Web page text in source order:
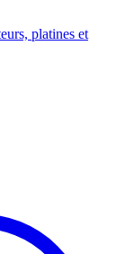
platines et